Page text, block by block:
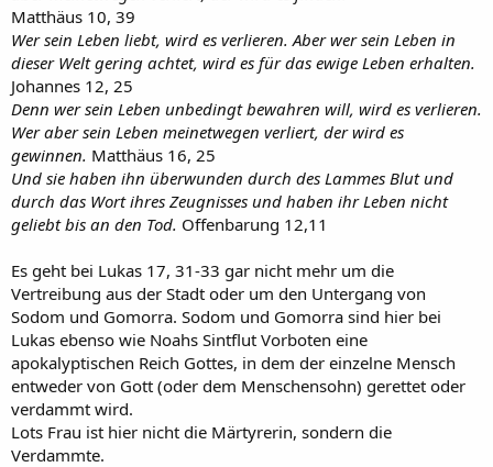
Matthäus 10, 39
Wer sein Leben liebt, wird es verlieren. Aber wer sein Leben in
dieser Welt gering achtet, wird es für das ewige Leben erhalten.
Johannes 12, 25
Denn wer sein Leben unbedingt bewahren will, wird es verlieren.
Wer aber sein Leben meinetwegen verliert, der wird es
gewinnen. Matthäus 16, 25
Und sie haben ihn überwunden durch des Lammes Blut und
durch das Wort ihres Zeugnisses und haben ihr Leben nicht
geliebt bis an den Tod. Offenbarung 12,11
Es geht bei Lukas 17, 31-33 gar nicht mehr um die
Vertreibung aus der Stadt oder um den Untergang von
Sodom und Gomorra. Sodom und Gomorra sind hier bei
Lukas ebenso wie Noahs Sintflut Vorboten eine
apokalyptischen Reich Gottes, in dem der einzelne Mensch
entweder von Gott (oder dem Menschensohn) gerettet oder
verdammt wird.
Lots Frau ist hier nicht die Märtyrerin, sondern die
Verdammte.